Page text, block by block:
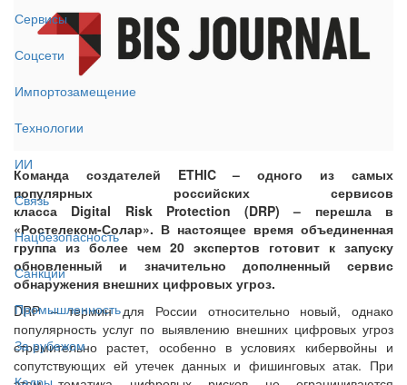
Сервисы
Соцсети
Импортозамещение
Технологии
ИИ
Связь
Нацбезопасность
Санкции
Промышленность
За рубежом
Кадры
Команда создателей ETHIC – одного из самых
популярных российских сервисов
класса Digital Risk Protection (DRP) – перешла в
«Ростелеком-Солар». В настоящее время объединенная
группа из более чем 20 экспертов готовит к запуску
обновленный и значительно дополненный сервис
обнаружения внешних цифровых угроз.
DRP – термин для России относительно новый, однако
популярность услуг по выявлению внешних цифровых угроз
стремительно растет, особенно в условиях кибервойны и
сопутствующих ей утечек данных и фишинговых атак. При